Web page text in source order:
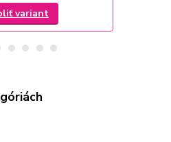
variant